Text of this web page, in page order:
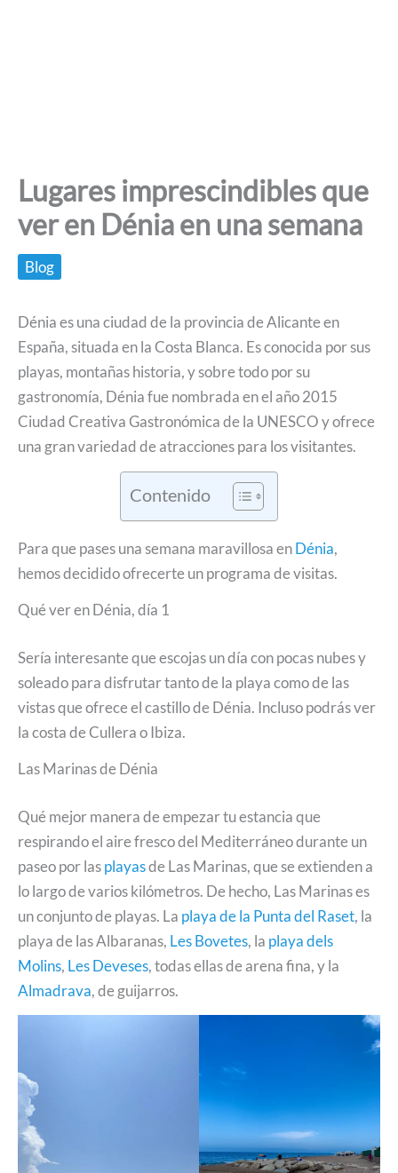
Lugares imprescindibles que
ver en Dénia en una semana
Blog
Dénia es una ciudad de la provincia de Alicante en
España, situada en la Costa Blanca. Es conocida por sus
playas, montañas historia, y sobre todo por su
gastronomía, Dénia fue nombrada en el año 2015
Ciudad Creativa Gastronómica de la UNESCO y ofrece
una gran variedad de atracciones para los visitantes.
Contenido
Para que pases una semana maravillosa enDénia,
hemos decidido ofrecerte un programa de visitas.
Qué ver en Dénia, día 1
Sería interesante que escojas un día con pocas nubes y
soleado para disfrutar tanto de la playa como de las
vistas que ofrece el castillo de Dénia. Incluso podrás ver
la costa de Cullera o Ibiza.
Las Marinas de Dénia
Qué mejor manera de empezar tu estancia que
respirando el aire fresco del Mediterráneo durante un
paseo por lasplayasde Las Marinas, que se extienden a
lo largo de varios kilómetros. De hecho, Las Marinas es
un conjunto de playas. La playa de la Punta del Raset, la
playa de las Albaranas, Les Bovetes, la playa dels
Molins, Les Deveses, todas ellas de arena fina, y la
Almadrava, de guijarros.